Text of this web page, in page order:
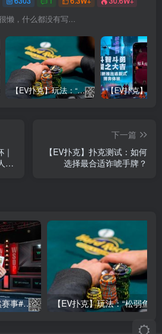
懒，什么都没有写...
【EV扑克】玩法：“松弱鱼/松凶鱼打法”的基本攻略
晋
下一篇
【EV扑克】扑克测试：如何
选择最合适诈唬手牌？
【EV扑克】恭喜蒲蔚然赛事#65夺冠，收获国人2023WSOP第六条金手链，奖金93万刀！